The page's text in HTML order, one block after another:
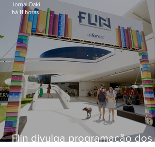
Flin divulga programação dos
Jornal Daki
há 11 horas